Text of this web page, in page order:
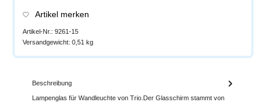
Artikel merken
Artikel-Nr.: 9261-15
Versandgewicht: 0,51 kg
Beschreibung
Lampenglas für Wandleuchte von Trio.Der Glasschirm stammt von